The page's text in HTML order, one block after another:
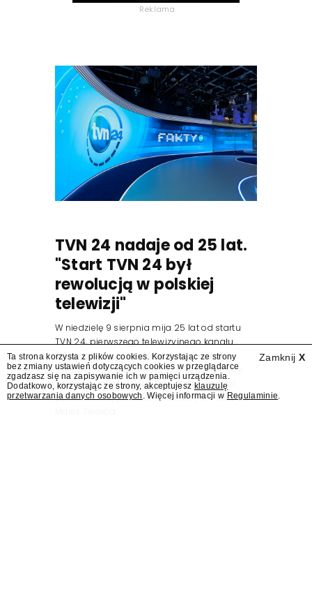
Reklama
TVN 24 nadaje od 25 lat.
"Start TVN 24 był
rewolucją w polskiej
telewizji"
W niedzielę 9 sierpnia mija 25 lat od startu
TVN 24, pierwszego telewizyjnego kanału
informacyjnego w Polsce. Na ten dzień
zaplanowano finał urodzinowej trasy stacji
"Jesteśmy stąd". 25 lat TVN 24 dla Press.pl
podsumowują Jarosław Kuźniar, Tomasz Lis i
Zamknij X
Ta strona korzysta z plików cookies. Korzystając ze strony
bez zmiany ustawień dotyczących cookies w przeglądarce
zgadzasz się na zapisywanie ich w pamięci urządzenia.
Dodatkowo, korzystając ze strony, akceptujesz klauzulę
przetwarzania danych osobowych . Więcej informacji w Regulaminie.